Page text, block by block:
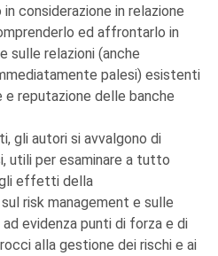
considerazione in relazione
ed affrontarlo in
sulle relazioni (anche
palesi) esistenti
e reputazione delle banche
gli autori si avvalgono di
utili per esaminare a tutto
effetti della
risk management e sulle
evidenza punti di forza e di
alla gestione dei rischi e ai